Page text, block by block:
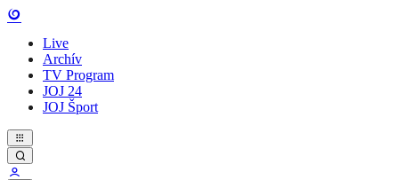
Live
Archív
TV Program
JOJ 24
JOJ Šport